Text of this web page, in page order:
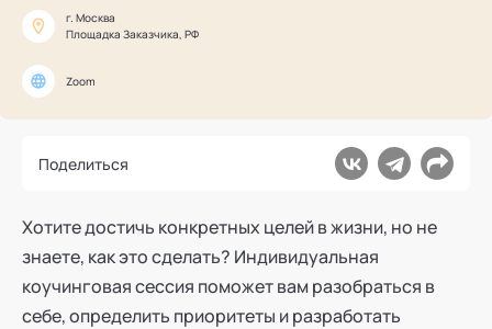
г. Москва
Площадка Заказчика, РФ
Zoom
Поделиться
Хотите достичь конкретных целей в жизни, но не
знаете, как это сделать? Индивидуальная
коучинговая сессия поможет вам разобраться в
себе, определить приоритеты и разработать
Поддержка
Режим работы и тп